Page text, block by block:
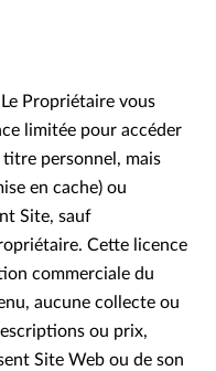
Propriétaire vous
limitée pour accéder
personnel, mais
en cache) ou
Site, sauf
Cette licence
commerciale du
aucune collecte ou
ou prix,
Site Web ou de son